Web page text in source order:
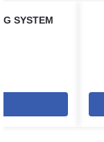
SYSTEM